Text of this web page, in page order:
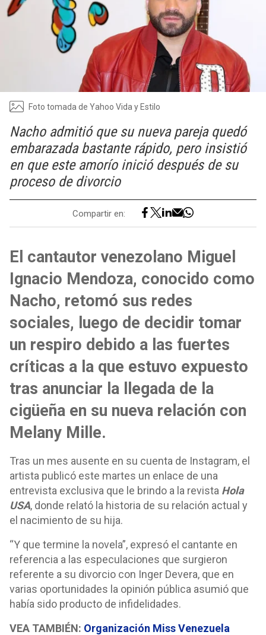
Foto tomada de Yahoo Vida y Estilo
Nacho admitió que su nueva pareja quedó
embarazada bastante rápido, pero insistió
en que este amorío inició después de su
proceso de divorcio
Compartir en:
El cantautor venezolano Miguel
Ignacio Mendoza, conocido como
Nacho, retomó sus redes
sociales, luego de decidir tomar
un respiro debido a las fuertes
críticas a la que estuvo expuesto
tras anunciar la llegada de la
cigüeña en su nueva relación con
Melany Mille.
Tras un mes ausente en su cuenta de Instagram, el
artista publicó este martes un enlace de una
entrevista exclusiva que le brindo a la revista Hola
USA, donde relató la historia de su relación actual y
el nacimiento de su hija.
“Y que termine la novela”, expresó el cantante en
referencia a las especulaciones que surgieron
referente a su divorcio con Inger Devera, que en
varias oportunidades la opinión pública asumió que
había sido producto de infidelidades.
VEA TAMBIÉN: Organización Miss Venezuela